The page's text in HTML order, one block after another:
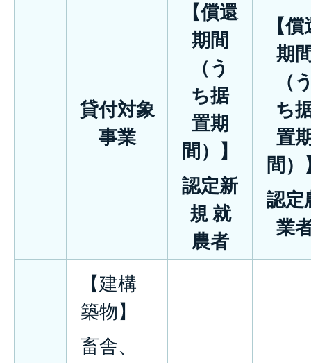
貸付対象
事業
【償還
期間
（う
ち据
置期
間）】
認定新
規 就
農者
【
期
（
ち
置
間）
認定
業
【建構
築物】
畜舎、